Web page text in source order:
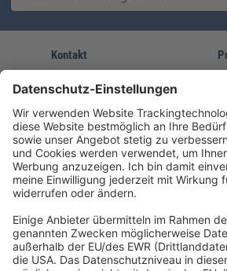
Kontakt
service@forum-verlag.com
Mo-Do 07:30 - 17:00 Uhr
Fr 07:30 - 15:00 Uhr
Folgen Sie uns